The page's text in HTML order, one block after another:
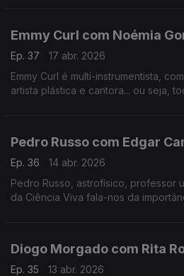
Emmy Curl com Noémia
Ep. 37
17 abr. 2026
Emmy Curl é multi-instrumentista,
artista plástica e cantora... ou seja,
Pedro Russo com Edgar
Ep. 36
14 abr. 2026
Pedro Russo, astrofísico, professor
da Ciência Viva fala-nos da
Diogo Morgado com Rita
Ep. 35
13 abr. 2026